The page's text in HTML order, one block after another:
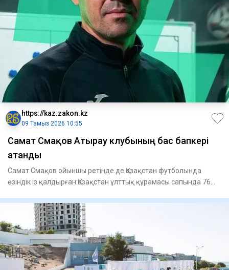
https://kaz.zakon.kz
09 Тамыз 2026 10:55
Самат Смақов Атырау клубының бас бапкері
атанды
Самат Смақов ойыншы ретінде де Қазақстан футболында
өзіндік із қалдырған:Қазақстан ұлттық құрамасы сапында 76